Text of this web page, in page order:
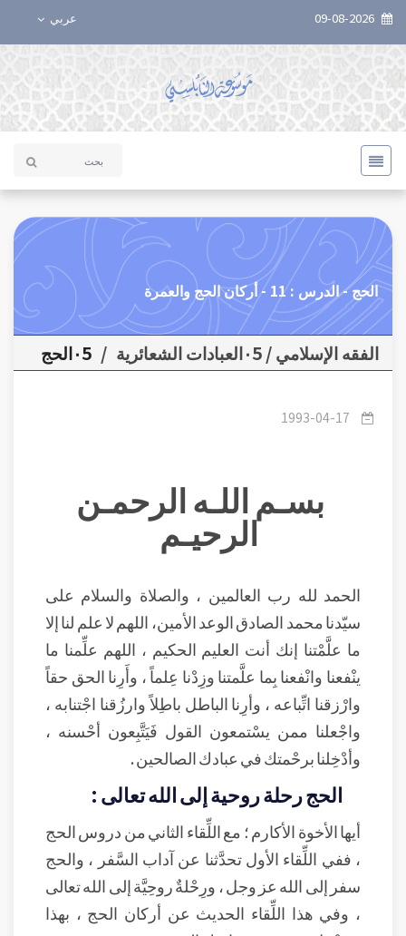
عربي
الحج - الدرس : 11 - أركان الحج والعمرة
الفقه الإسلامي / ٠5العبادات الشعائرية / ٠5الحج
1993-04-17
بسـم اللـه الرحمـن
الرحيـم
الحمد لله رب العالمين ، والصلاة والسلام على
سيّدنا محمد الصادق الوعد الأمين، اللهم لا علم لنا إلا
ما علَّمْتنا إنك أنت العليم الحكيم ، اللهم علِّمنا ما
ينْفعنا وانْفعنا بِما علَّمتنا وزِدْنا عِلماً ، وأَرِنا الحق حقاً
وارْزقنا اتِّباعه ، وأرِنا الباطل باطِلاً وارزُقنا اجْتنابه ،
واجْعلنا ممن يسْتمعون القول فَيَتَّبِعون أحْسنه ،
وأدْخِلنا برحْمتك في عبادك الصالحين .
الحج رحلة روحية إلى الله تعالى :
أيها الأخوة الأكارم ؛ مع اللِّقاء الثاني من دروس الحج
، ففي اللِّقاء الأول تحدَّثنا عن آداب السَّفر ، والحج
سفر إلى الله عز وجل ، ورِحْلةٌ روحِيَّة إلى الله تعالى
، وفي هذا اللِّقاء الحديث عن أركان الحج ، بهذا